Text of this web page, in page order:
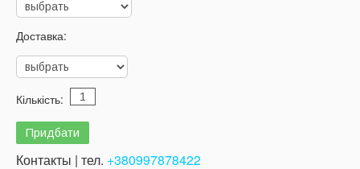
Доставка:
Кількість:
Контакты | тел. +380997878422